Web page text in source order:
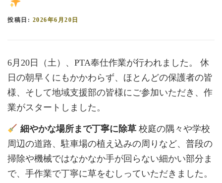
投稿日: 2026年6月20日
6月20日（土）、PTA奉仕作業が行われました。 休
日の朝早くにもかかわらず、ほとんどの保護者の皆
様、そして地域支援部の皆様にご参加いただき、作
業がスタートしました。
細やかな場所まで丁寧に除草校庭の隅々や学校
周辺の道路、駐車場の植え込みの周りなど、普段の
掃除や機械ではなかなか手が回らない細かい部分ま
で、手作業で丁寧に草をむしっていただきました。